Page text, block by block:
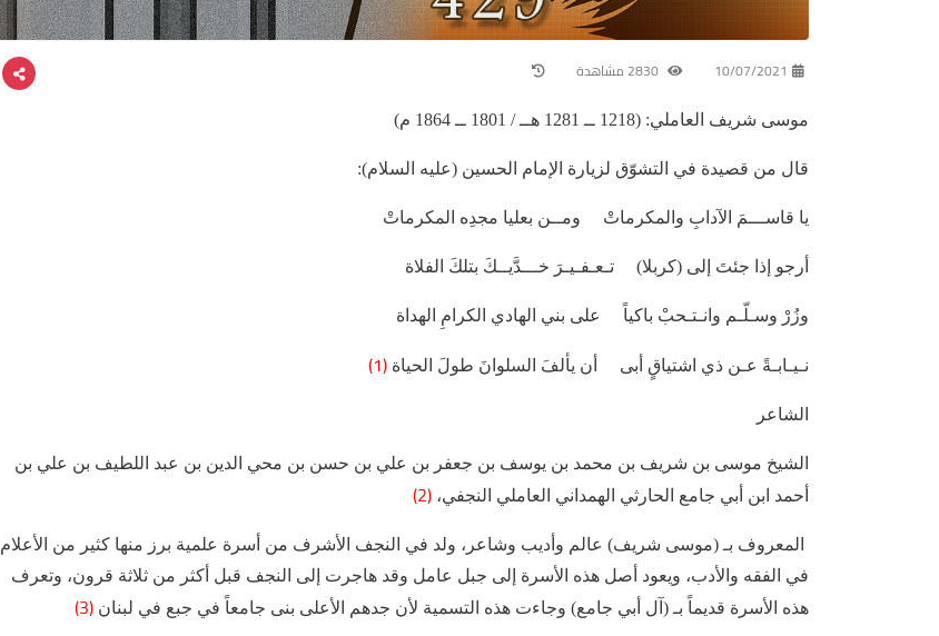
10/07/2021
موسى شريف العاملي: (1218 ــ 1281 هــ / 1801 ــ 1864 م)
قال من قصيدة في التشوّق لزيارة الإمام الحسين (عليه السلام):
يا قاســـمَ الآدابِ والمكرماتْ ومــن بعليا مجدِه المكرماتْ
أرجو إذا جئتَ إلى (كربلا) تـعـفـيـرَ خـــدَّيــكَ بتلكَ الفلاة
وزُرْ وسـلّـم وانـتـحبْ باكياً على بني الهادي الكرامِ الهداة
نـيـابـةً عـن ذي اشتياقٍ أبى أن يألفَ السلوانَ طولَ الحياة (1)
الشاعر
الشيخ موسى بن شريف بن محمد بن يوسف بن جعفر بن علي بن حسن بن محي الدين بن عبد اللطيف بن علي بن
أحمد ابن أبي جامع الحارثي الهمداني العاملي النجفي، (2)
المعروف بـ (موسى شريف) عالم وأديب وشاعر، ولد في النجف الأشرف من أسرة علمية برز منها كثير من الأعلام
في الفقه والأدب، ويعود أصل هذه الأسرة إلى جبل عامل وقد هاجرت إلى النجف قبل أكثر من ثلاثة قرون، وتعرف
هذه الأسرة قديماً بـ (آل أبي جامع) وجاءت هذه التسمية لأن جدهم الأعلى بنى جامعاً في جبع في لبنان (3)